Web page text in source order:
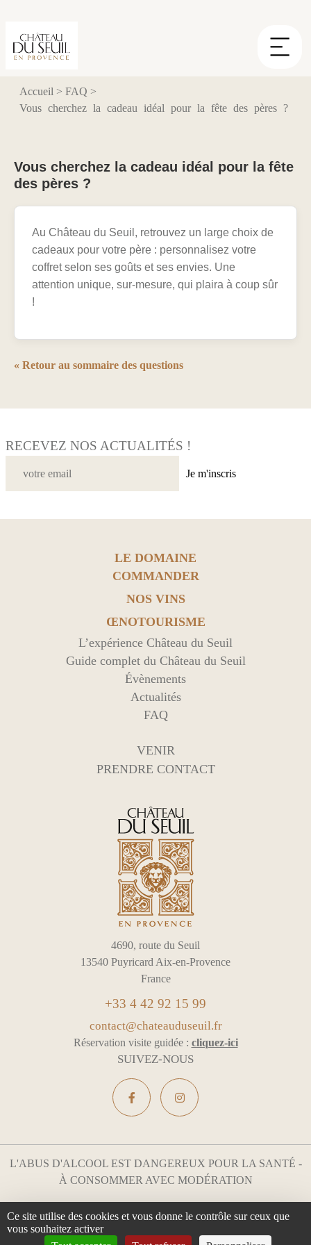
Accueil > FAQ >
Vous cherchez la cadeau idéal pour la fête des pères ?
Vous cherchez la cadeau idéal pour la fête
des pères ?
Au Château du Seuil, retrouvez un large choix de
cadeaux pour votre père : personnalisez votre
coffret selon ses goûts et ses envies. Une
attention unique, sur-mesure, qui plaira à coup sûr
!
« Retour au sommaire des questions
RECEVEZ NOS ACTUALITÉS !
Je m'inscris
LE DOMAINE
COMMANDER
NOS VINS
ŒNOTOURISME
L’expérience Château du Seuil
Guide complet du Château du Seuil
Évènements
Actualités
FAQ
VENIR
PRENDRE CONTACT
4690, route du Seuil
13540 Puyricard Aix-en-Provence
France
+33 4 42 92 15 99
contact@chateauduseuil.fr
Réservation visite guidée : cliquez-ici
SUIVEZ-NOUS
L'ABUS D'ALCOOL EST DANGEREUX POUR LA SANTÉ -
À CONSOMMER AVEC MODÉRATION
Tous droits réservés
Ce site utilise des cookies et vous donne le contrôle sur ceux que
vous souhaitez activer